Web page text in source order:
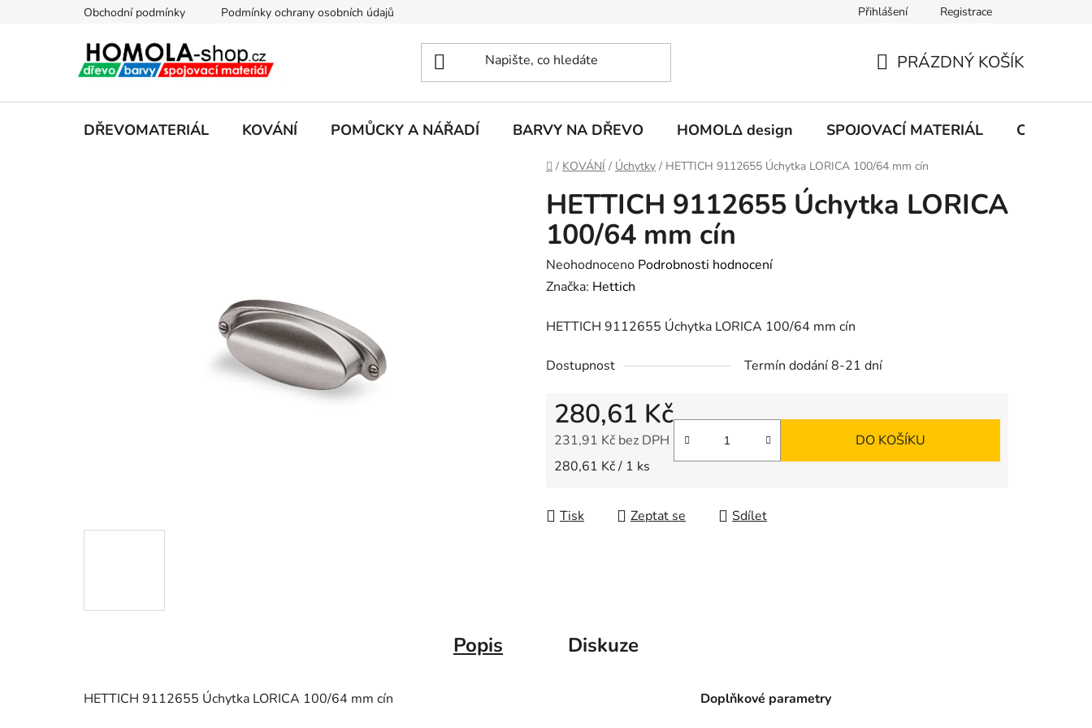
Obchodní podmínky Podmínky ochrany osobních údajů Přihlášení Registrace
KOŠÍK
PRÁZDNÝ KOŠÍK
DŘEVOMATERIÁL KOVÁNÍ POMŮCKY A NÁŘADÍ BARVY NA DŘEVO HOMOLΔ design SPOJOVACÍ MATERIÁL CHEMIE
Domů
/ KOVÁNÍ / Úchytky / HETTICH 9112655 Úchytka LORICA 100/64 mm cín
HETTICH 9112655 Úchytka LORICA
100/64 mm cín
Průměrné
hodnocení
je
z
hvězdiček.
Neohodnoceno Podrobnosti hodnocení
Značka: Hettich
HETTICH 9112655 Úchytka LORICA 100/64 mm cín
Dostupnost Termín dodání 8-21 dní
280,61 Kč
231,91 Kč bez DPH
Měrná cena:
280,61 Kč / 1 ks
DO KOŠÍKU
Tisk Zeptat se Sdílet
Popis Diskuze
HETTICH 9112655 Úchytka LORICA 100/64 mm cín Doplňkové parametry